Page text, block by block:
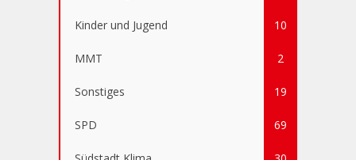
Kinder und Jugend 10
MMT 2
Sonstiges 19
SPD 69